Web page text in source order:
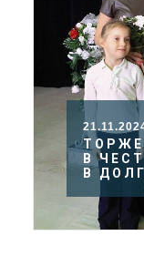
В
В